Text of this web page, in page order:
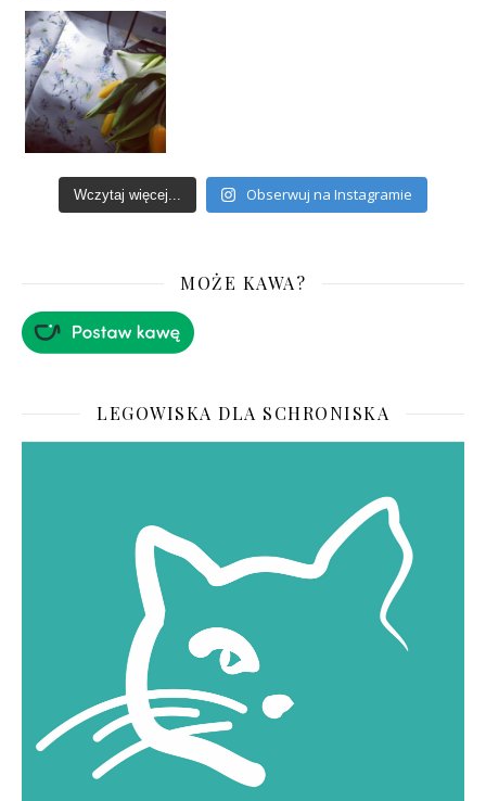
Wczytaj więcej... Obserwuj na Instagramie
MOŻE KAWA?
LEGOWISKA DLA SCHRONISKA